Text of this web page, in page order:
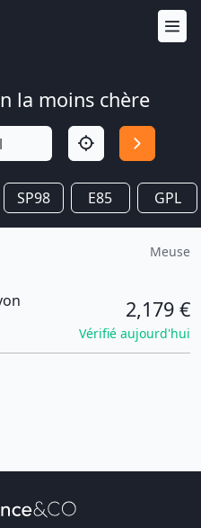
la moins chère
SP98 E85 GPL
Meuse
2,179 €
Vérifié aujourd'hui